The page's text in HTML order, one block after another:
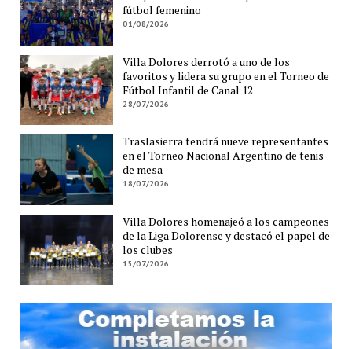
fútbol femenino
01/08/2026
Villa Dolores derrotó a uno de los
favoritos y lidera su grupo en el Torneo de
Fútbol Infantil de Canal 12
28/07/2026
Traslasierra tendrá nueve representantes
en el Torneo Nacional Argentino de tenis
de mesa
18/07/2026
Villa Dolores homenajeó a los campeones
de la Liga Dolorense y destacó el papel de
los clubes
15/07/2026